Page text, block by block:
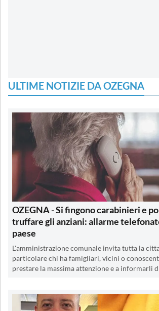
ULTIME NOTIZIE DA OZEGNA
OZEGNA - Si fingono carabinieri e
truffare gli anziani: allarme
paese
L'amministrazione comunale invita tutta la
particolare chi ha famigliari, vicini o
prestare la massima attenzione e a informarli